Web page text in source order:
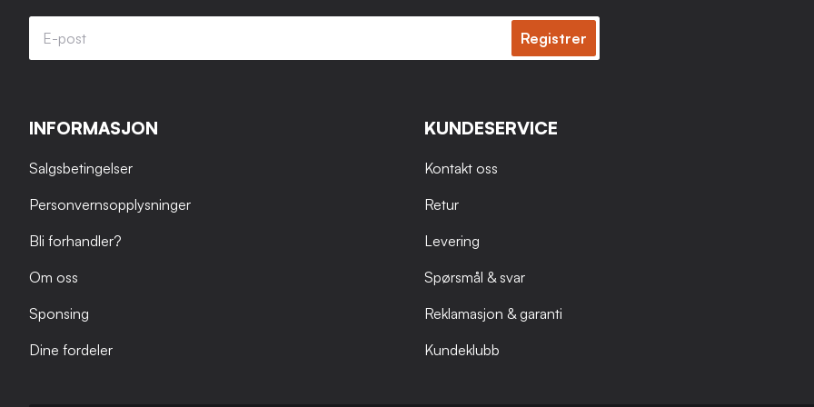
Registrer
INFORMASJON
Salgsbetingelser
Personvernsopplysninger
Bli forhandler?
Om oss
Sponsing
Dine fordeler
KUNDESERVICE
Kontakt oss
Retur
Levering
Spørsmål & svar
Reklamasjon & garanti
Kundeklubb